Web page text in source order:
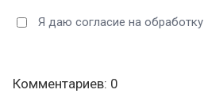
Я даю согласие на обработку
Комментариев: 0